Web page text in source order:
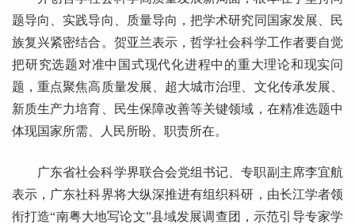
题导向、实践导向、质量导向，把学术研究同国家发展、民
族复兴紧密结合。贺亚兰表示，哲学社会科学工作者要自觉
把研究选题对准中国式现代化进程中的重大理论和现实问
题，重点聚焦高质量发展、超大城市治理、文化传承发展、
新质生产力培育、民生保障改善等关键领域，在精准选题中
体现国家所需、人民所盼、职责所在。
广东省社会科学界联合会党组书记、专职副主席李宜航
表示，广东社科界将大纵深推进有组织科研，由长江学者领
衔打造“南粤大地写论文”县域发展调查团，示范引导专家学